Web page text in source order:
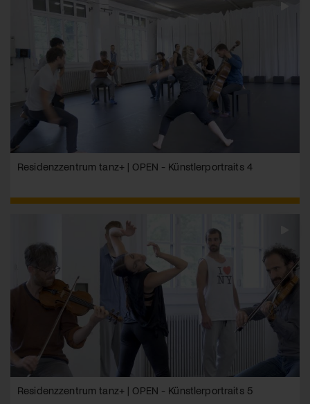
Residenzzentrum tanz+ | OPEN - Künstlerportraits 4
Residenzzentrum tanz+ | OPEN - Künstlerportraits 5